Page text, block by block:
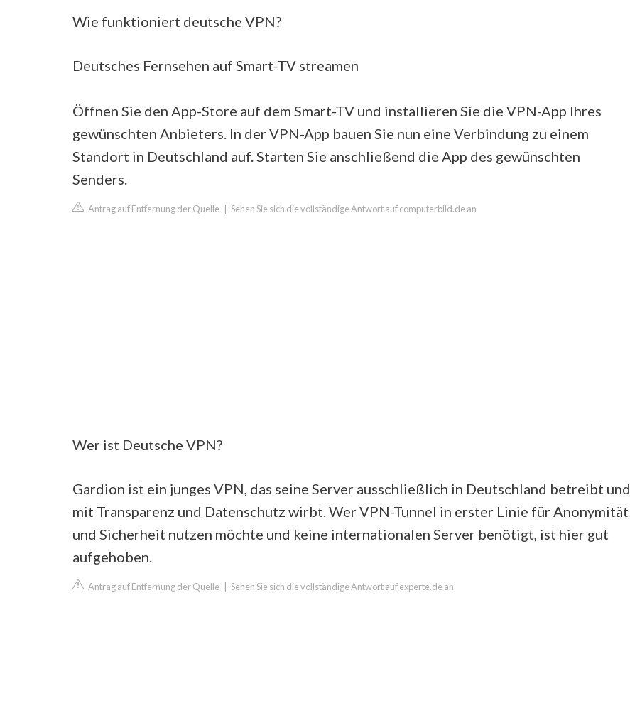
Wie funktioniert deutsche VPN?
Deutsches Fernsehen auf Smart-TV streamen
Öffnen Sie den App-Store auf dem Smart-TV und installieren Sie die VPN-App Ihres
gewünschten Anbieters. In der VPN-App bauen Sie nun eine Verbindung zu einem
Standort in Deutschland auf. Starten Sie anschließend die App des gewünschten
Senders.
Antrag auf Entfernung der Quelle Sehen Sie sich die vollständige Antwort auf computerbild.de an
Wer ist Deutsche VPN?
Gardion ist ein junges VPN, das seine Server ausschließlich in Deutschland betreibt und
mit Transparenz und Datenschutz wirbt. Wer VPN-Tunnel in erster Linie für Anonymität
und Sicherheit nutzen möchte und keine internationalen Server benötigt, ist hier gut
aufgehoben.
Antrag auf Entfernung der Quelle Sehen Sie sich die vollständige Antwort auf experte.de an